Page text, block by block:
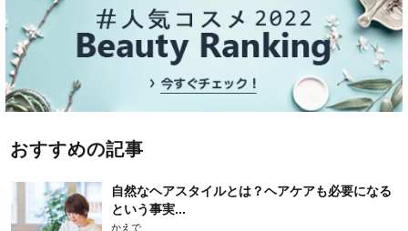
おすすめの記事
自然なヘアスタイルとは？ヘアケアも必要になる
という事実...
かえで